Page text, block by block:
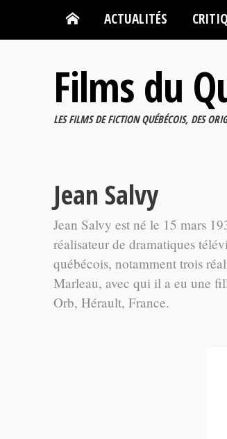
ACTUALITÉS
Films du
LES FILMS DE FICTION QUÉBÉCOIS, DES
Jean Salvy
Jean Salvy est né le 15 mars
réalisateur de dramatiques
québécois, notamment trois
Marleau, avec qui il a eu une
Orb, Hérault, France.